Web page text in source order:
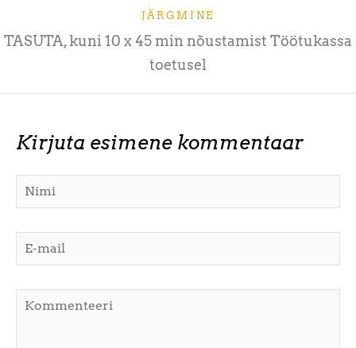
JÄRGMINE
TASUTA, kuni 10 x 45 min nõustamist Töötukassa
toetusel
Kirjuta esimene kommentaar